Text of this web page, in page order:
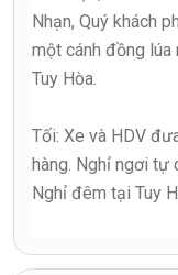
Nhạn, Quý khách
một cánh đồng lúa
Tuy Hòa.
Tối: Xe và HDV
hàng. Nghỉ ngơi tự
Nghỉ đêm tại Tuy